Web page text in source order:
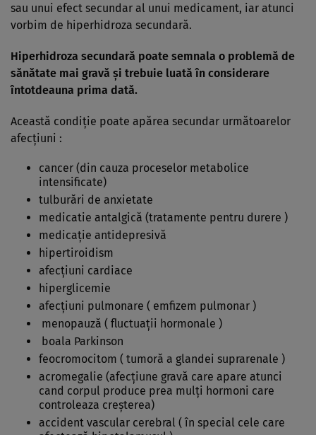
sau unui efect secundar al unui medicament, iar atunci
vorbim de hiperhidroza secundară.
Hiperhidroza secundară poate semnala o problemă de
sănătate mai gravă şi trebuie luată în considerare
întotdeauna prima dată.
Această condiţie poate apărea secundar următoarelor
afecţiuni :
cancer (din cauza proceselor metabolice
intensificate)
tulburări de anxietate
medicatie antalgică (tratamente pentru durere )
medicaţie antidepresivă
hipertiroidism
afecţiuni cardiace
hiperglicemie
afecţiuni pulmonare ( emfizem pulmonar )
menopauză ( fluctuaţii hormonale )
boala Parkinson
feocromocitom ( tumoră a glandei suprarenale )
acromegalie (afecţiune gravă care apare atunci
cand corpul produce prea mulţi hormoni care
controleaza creşterea)
accident vascular cerebral ( în special cele care